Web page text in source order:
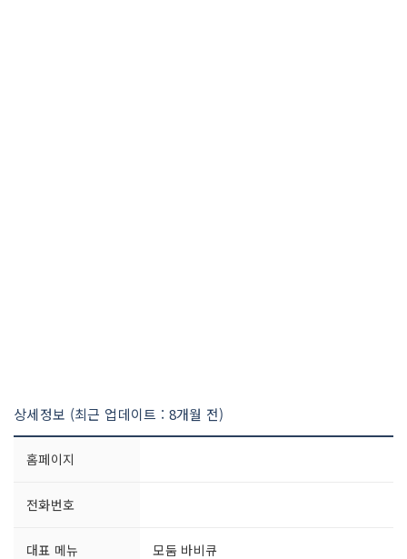
상세정보 (최근 업데이트 : 8개월 전)
홈페이지
전화번호
대표 메뉴 모둠 바비큐